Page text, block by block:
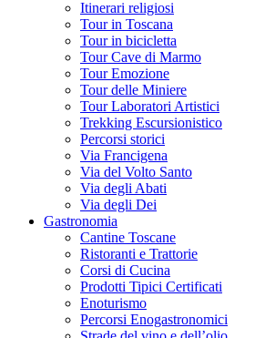
Itinerari religiosi
Tour in Toscana
Tour in bicicletta
Tour Cave di Marmo
Tour Emozione
Tour delle Miniere
Tour Laboratori Artistici
Trekking Escursionistico
Percorsi storici
Via Francigena
Via del Volto Santo
Via degli Abati
Via degli Dei
Gastronomia
Cantine Toscane
Ristoranti e Trattorie
Corsi di Cucina
Prodotti Tipici Certificati
Enoturismo
Percorsi Enogastronomici